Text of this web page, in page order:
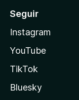
Seguir
Instagram
YouTube
TikTok
Bluesky